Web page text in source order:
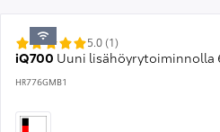
iQ700 Uuni lisähöyrytoiminnolla
HR776GMB1
5.0 (1)